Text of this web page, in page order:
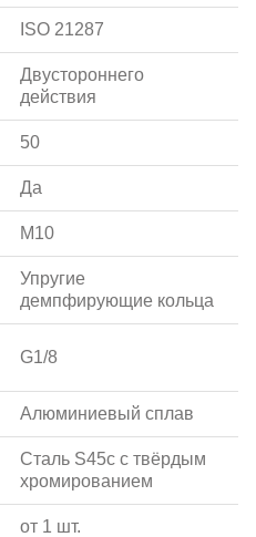
ISO 21287
Двустороннего
действия
50
Да
M10
Упругие
демпфирующие кольца
G1/8
Алюминиевый сплав
Сталь S45c с твёрдым
хромированием
от 1 шт.